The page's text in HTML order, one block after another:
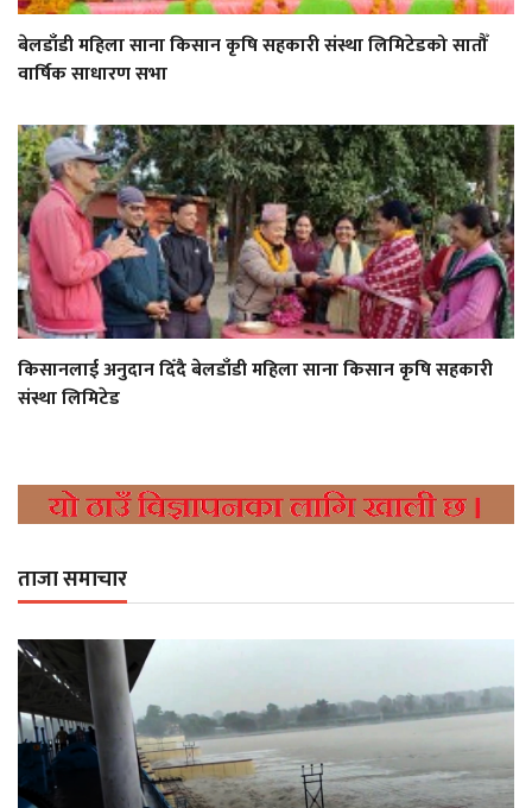
बेलडाँडी महिला साना किसान कृषि सहकारी संस्था लिमिटेडको सातौँ
वार्षिक साधारण सभा
किसानलाई अनुदान दिँदै बेलडाँडी महिला साना किसान कृषि सहकारी
संस्था लिमिटेड
ताजा समाचार